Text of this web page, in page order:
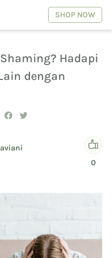
SHOP NOW
Hadapi
dengan
0